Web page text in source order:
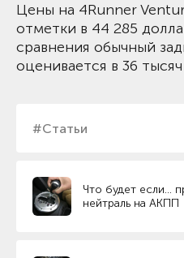
#Статьи
Что будет если…
нейтраль на АКПП
Цены на 4Runner
отметки в 44 285
сравнения обычный
оценивается в 36